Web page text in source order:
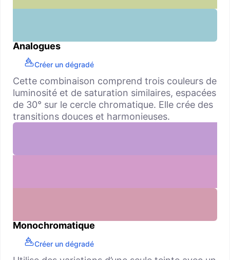
Analogues
Créer un dégradé
Cette combinaison comprend trois couleurs de
luminosité et de saturation similaires, espacées
de 30° sur le cercle chromatique. Elle crée des
transitions douces et harmonieuses.
Monochromatique
Créer un dégradé